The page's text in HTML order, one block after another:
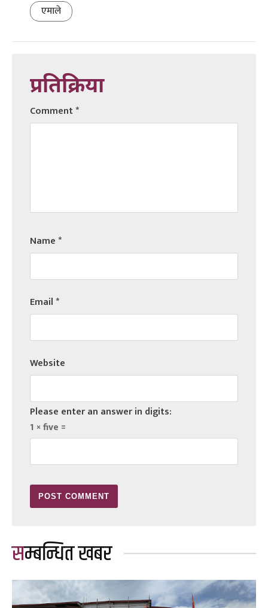
एमाले
प्रतिक्रिया
Comment*
Name*
Email*
Website
Please enter an answer in digits:
1 × five =
सम्बन्धित खबर